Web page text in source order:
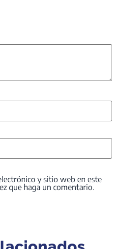
y sitio web en este
que haga un comentario.